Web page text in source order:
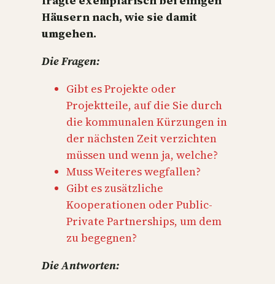
Häusern nach, wie sie damit
umgehen.
Die Fragen:
Gibt es Projekte oder
Projektteile, auf die Sie durch
die kommunalen Kürzungen in
der nächsten Zeit verzichten
müssen und wenn ja, welche?
Muss Weiteres wegfallen?
Gibt es zusätzliche
Kooperationen oder Public-
Private Partnerships, um dem
zu begegnen?
Die Antworten: